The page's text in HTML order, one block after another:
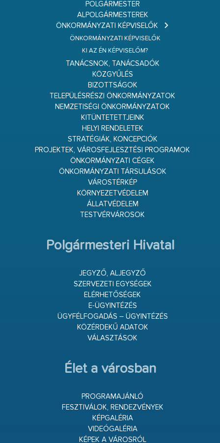
POLGÁRMESTER
ALPOLGÁRMESTEREK
ÖNKORMÁNYZATI KÉPVISELŐK
ÖNKORMÁNYZATI KÉPVISELŐK
KI AZ ÉN KÉPVISELŐM?
TANÁCSNOK, TANÁCSADÓK
KÖZGYŰLÉS
BIZOTTSÁGOK
TELEPÜLÉSRÉSZI ÖNKORMÁNYZATOK
NEMZETISÉGI ÖNKORMÁNYZATOK
KITÜNTETETTJEINK
HELYI RENDELETEK
STRATÉGIÁK, KONCEPCIÓK
PROJEKTEK, VÁROSFEJLESZTÉSI PROGRAMOK
ÖNKORMÁNYZATI CÉGEK
ÖNKORMÁNYZATI TÁRSULÁSOK
VÁROSTÉRKÉP
KÖRNYEZETVÉDELEM
ÁLLATVÉDELEM
TESTVÉRVÁROSOK
Polgármesteri Hivatal
JEGYZŐ, ALJEGYZŐ
SZERVEZETI EGYSÉGEK
ELÉRHETŐSÉGEK
E-ÜGYINTÉZÉS
ÜGYFÉLFOGADÁS – ÜGYINTÉZÉS
KÖZÉRDEKŰ ADATOK
VÁLASZTÁSOK
Élet a városban
PROGRAMAJÁNLÓ
FESZTIVÁLOK, RENDEZVÉNYEK
KÉPGALÉRIA
VIDEÓGALÉRIA
KÉPEK A VÁROSRÓL